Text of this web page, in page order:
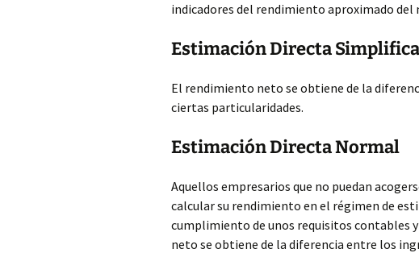
indicadores del rendimiento aproximado del
Estimación Directa
El rendimiento neto se obtiene de la
ciertas particularidades.
Estimación Directa Normal
Aquellos empresarios que no puedan
calcular su rendimiento en el régimen de
cumplimiento de unos requisitos contables
neto se obtiene de la diferencia entre los